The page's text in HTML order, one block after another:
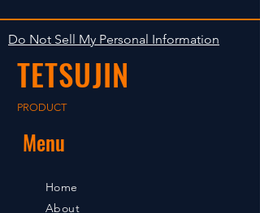
使用しないでください。
Do Not Sell My Personal Information
TETSUJIN
PRODUCT
Menu
Home
About